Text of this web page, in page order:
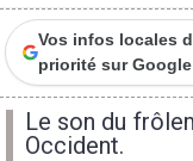
Vos infos locales
priorité sur Google
Le son du
Occident.